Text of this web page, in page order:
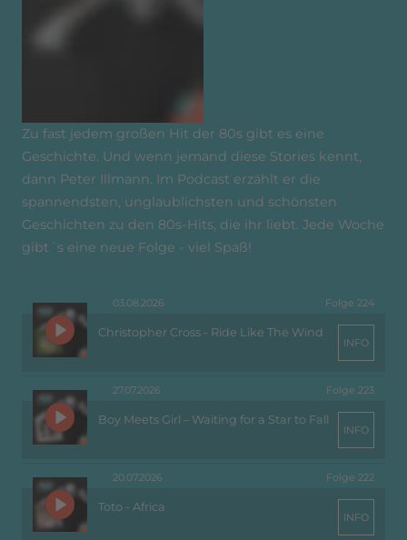
Zu fast jedem großen Hit der 80s gibt es eine
Geschichte. Und wenn jemand diese Stories kennt,
dann Peter Illmann. Im Podcast erzählt er die
spannendsten, unglaublichsten und schönsten
Geschichten zu den 80s-Hits, die ihr liebt. Jede Woche
gibt´s eine neue Folge - viel Spaß!
03.08.2026 Folge 224
Christopher Cross - Ride Like The Wind
INFO
27.07.2026 Folge 223
Boy Meets Girl – Waiting for a Star to Fall
INFO
20.07.2026 Folge 222
Toto - Africa
INFO